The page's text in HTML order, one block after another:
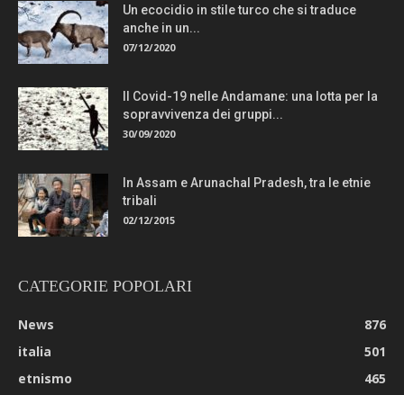
Un ecocidio in stile turco che si traduce
anche in un...
07/12/2020
Il Covid-19 nelle Andamane: una lotta per la
sopravvivenza dei gruppi...
30/09/2020
In Assam e Arunachal Pradesh, tra le etnie
tribali
02/12/2015
CATEGORIE POPOLARI
News
876
italia
501
etnismo
465